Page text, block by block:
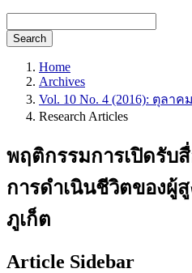
Search
Home
Archives
Vol. 10 No. 4 (2016): ตุลา
Research Articles
พฤติกรรมการเปิดรับ
การดำเนินชีวิตของผู้
ภูเก็ต
Article Sidebar